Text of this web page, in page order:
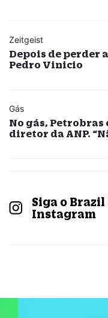
Zeitgeist
Depois de perder
Pedro Vinicio
Gás
No gás, Petrobras
diretor da ANP.
Siga o
Instagram